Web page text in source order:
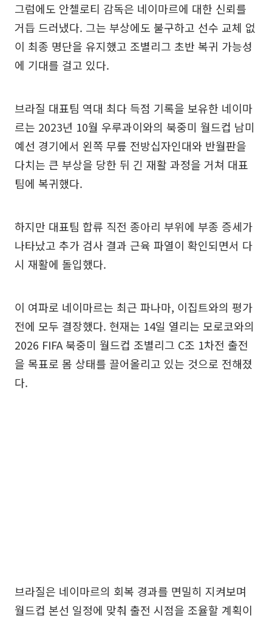
그럼에도 안첼로티 감독은 네이마르에 대한 신뢰를
거듭 드러냈다. 그는 부상에도 불구하고 선수 교체 없
이 최종 명단을 유지했고 조별리그 초반 복귀 가능성
에 기대를 걸고 있다.
브라질 대표팀 역대 최다 득점 기록을 보유한 네이마
르는 2023년 10월 우루과이와의 북중미 월드컵 남미
예선 경기에서 왼쪽 무릎 전방십자인대와 반월판을
다치는 큰 부상을 당한 뒤 긴 재활 과정을 거쳐 대표
팀에 복귀했다.
하지만 대표팀 합류 직전 종아리 부위에 부종 증세가
나타났고 추가 검사 결과 근육 파열이 확인되면서 다
시 재활에 돌입했다.
이 여파로 네이마르는 최근 파나마, 이집트와의 평가
전에 모두 결장했다. 현재는 14일 열리는 모로코와의
2026 FIFA 북중미 월드컵 조별리그 C조 1차전 출전
을 목표로 몸 상태를 끌어올리고 있는 것으로 전해졌
다.
브라질은 네이마르의 회복 경과를 면밀히 지켜보며
월드컵 본선 일정에 맞춰 출전 시점을 조율할 계획이